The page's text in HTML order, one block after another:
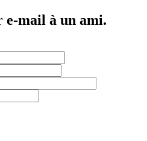
e-mail à un ami.